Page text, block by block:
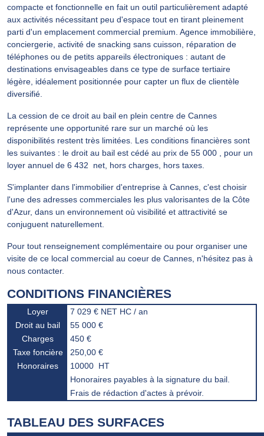
compacte et fonctionnelle en fait un outil particulièrement adapté
aux activités nécessitant peu d'espace tout en tirant pleinement
parti d'un emplacement commercial premium. Agence immobilière,
conciergerie, activité de snacking sans cuisson, réparation de
téléphones ou de petits appareils électroniques : autant de
destinations envisageables dans ce type de surface tertiaire
légère, idéalement positionnée pour capter un flux de clientèle
diversifié.
La cession de ce droit au bail en plein centre de Cannes
représente une opportunité rare sur un marché où les
disponibilités restent très limitées. Les conditions financières sont
les suivantes : le droit au bail est cédé au prix de 55 000 , pour un
loyer annuel de 6 432  net, hors charges, hors taxes.
S'implanter dans l'immobilier d'entreprise à Cannes, c'est choisir
l'une des adresses commerciales les plus valorisantes de la Côte
d'Azur, dans un environnement où visibilité et attractivité se
conjuguent naturellement.
Pour tout renseignement complémentaire ou pour organiser une
visite de ce local commercial au coeur de Cannes, n'hésitez pas à
nous contacter.
CONDITIONS FINANCIÈRES
Loyer
7 029 € NET HC / an
Droit au bail
55 000 €
Charges
450 €
Taxe foncière
250,00 €
Honoraires
10000  HT
Honoraires payables à la signature du bail.
Frais de rédaction d'actes à prévoir.
TABLEAU DES SURFACES